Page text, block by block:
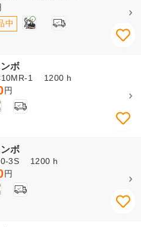
中 2
ボ
1 1200 h
円
ボ
3S 1200 h
円